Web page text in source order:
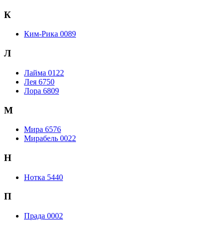
К
Ким-Рика 0089
Л
Лайма 0122
Лея 6750
Лора 6809
М
Мира 6576
Мирабель 0022
Н
Нотка 5440
П
Прада 0002